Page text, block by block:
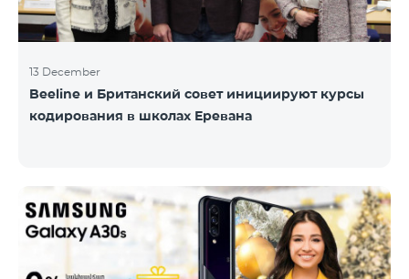
13 December
Beeline и Британский совет инициируют курсы
кодирования в школах Еревана